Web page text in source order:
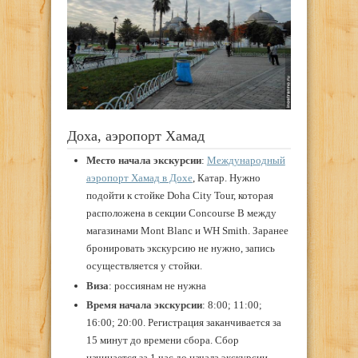
Доха, аэропорт Хамад
Место начала экскурсии: Международный
аэропорт Хамад в Дохе, Катар. Нужно
подойти к стойке Doha City Tour, которая
расположена в секции Concourse B между
магазинами Mont Blanc и WH Smith. Заранее
бронировать экскурсию не нужно, запись
осуществляется у стойки.
Виза: россиянам не нужна
Время начала экскурсии: 8:00; 11:00;
16:00; 20:00. Регистрация заканчивается за
15 минут до времени сбора. Сбор